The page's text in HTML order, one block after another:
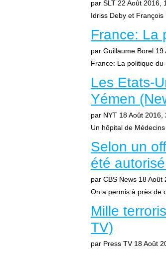
par SLT 22 Août 2016,
Idriss Deby et François
France: La
par Guillaume Borel 19
France: La politique du
Les Etats-
Yémen
par NYT 18 Août 2016,
Un hôpital de
Selon un
été
par CBS News 18 Août
On a permis à près de
Mille
TV)
par Press TV 18 Août